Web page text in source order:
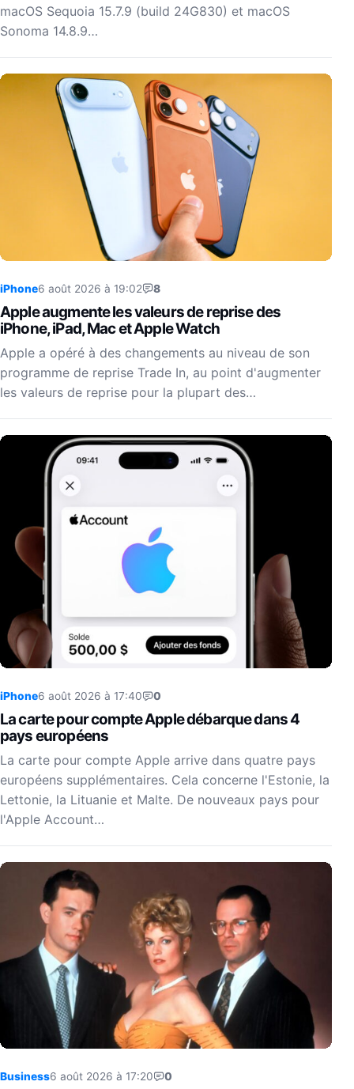
macOS Sequoia 15.7.9 (build 24G830) et macOS
Sonoma 14.8.9…
iPhone6 août 2026 à 19:02 8
Apple augmente les valeurs de reprise des
iPhone, iPad, Mac et Apple Watch
Apple a opéré à des changements au niveau de son
programme de reprise Trade In, au point d'augmenter
les valeurs de reprise pour la plupart des…
iPhone6 août 2026 à 17:40 0
La carte pour compte Apple débarque dans 4
pays européens
La carte pour compte Apple arrive dans quatre pays
européens supplémentaires. Cela concerne l'Estonie, la
Lettonie, la Lituanie et Malte. De nouveaux pays pour
l'Apple Account…
Business6 août 2026 à 17:20 0